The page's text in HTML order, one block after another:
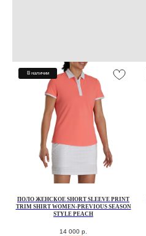
В наличии
ПОЛО ЖЕНСКОЕ SHORT SLEEVE PRINT
TRIM SHIRT WOMEN-PREVIOUS SEASON
STYLE PEACH
14 000 р.